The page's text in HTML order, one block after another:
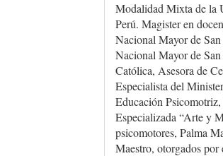
Modalidad Mixta de la
Perú. Magister en
Nacional Mayor de
Nacional Mayor de
Católica, Asesora de
Especialista del
Educación
Especializada “Arte y
psicomotores, Palma
Maestro, otorgados